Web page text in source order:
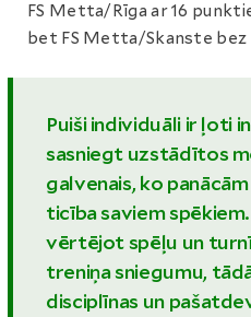
FS Metta/Rīga ar 16
bet FS Metta/Skanste
Puiši individuāli ir ļoti
sasniegt uzstādītos
galvenais, ko
ticība saviem
vērtējot spēļu un
treniņa sniegumu,
disciplīnas un